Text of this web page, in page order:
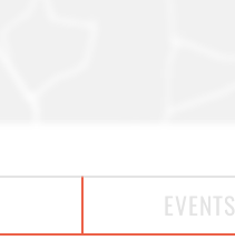
EVENTS